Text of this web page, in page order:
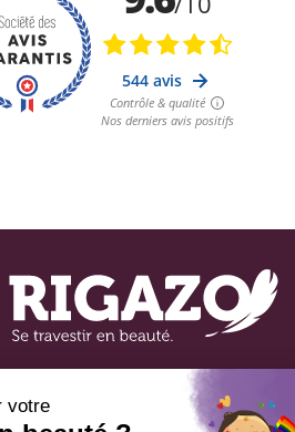
française spécialisée dans